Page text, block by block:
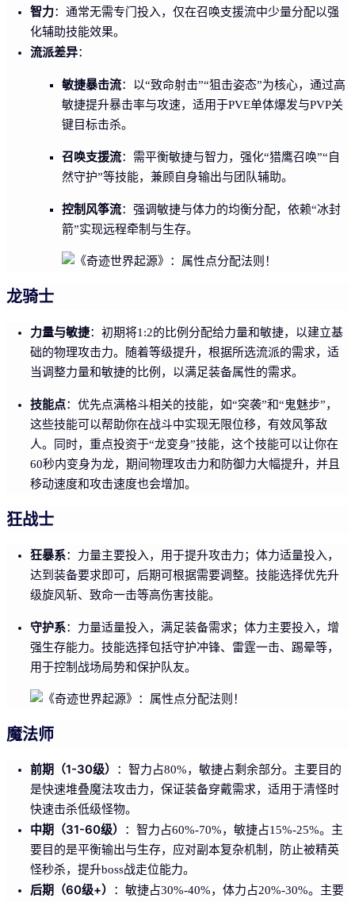
智力：通常无需专门投入，仅在召唤支援流中少量分配以强
化辅助技能效果。
流派差异：
敏捷暴击流：以“致命射击”“狙击姿态”为核心，通过高
敏捷提升暴击率与攻速，适用于PVE单体爆发与PVP关
键目标击杀。
召唤支援流：需平衡敏捷与智力，强化“猎鹰召唤”“自
然守护”等技能，兼顾自身输出与团队辅助。
控制风筝流：强调敏捷与体力的均衡分配，依赖“冰封
箭”实现远程牵制与生存。
龙骑士
力量与敏捷：初期将1:2的比例分配给力量和敏捷，以建立基
础的物理攻击力。随着等级提升，根据所选流派的需求，适
当调整力量和敏捷的比例，以满足装备属性的需求。
技能点：优先点满格斗相关的技能，如“突袭”和“鬼魅步”，
这些技能可以帮助你在战斗中实现无限位移，有效风筝敌
人。同时，重点投资于“龙变身”技能，这个技能可以让你在
60秒内变身为龙，期间物理攻击力和防御力大幅提升，并且
移动速度和攻击速度也会增加。
狂战士
狂暴系：力量主要投入，用于提升攻击力；体力适量投入，
达到装备要求即可，后期可根据需要调整。技能选择优先升
级旋风斩、致命一击等高伤害技能。
守护系：力量适量投入，满足装备需求；体力主要投入，增
强生存能力。技能选择包括守护冲锋、雷霆一击、踢晕等，
用于控制战场局势和保护队友。
魔法师
前期（1-30级）
：智力占80%，敏捷占剩余部分。主要目的
是快速堆叠魔法攻击力，保证装备穿戴需求，适用于清怪时
快速击杀低级怪物。
中期（31-60级）
：智力占60%-70%，敏捷占15%-25%。主
要目的是平衡输出与生存，应对副本复杂机制，防止被精英
怪秒杀，提升boss战走位能力。
后期（60级+）
：敏捷占30%-40%，体力占20%-30%。主要